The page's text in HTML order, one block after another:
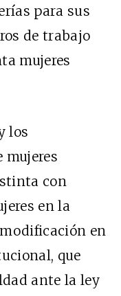
para sus
de trabajo
mujeres
los
mujeres
con
en la
en
que
ante la ley